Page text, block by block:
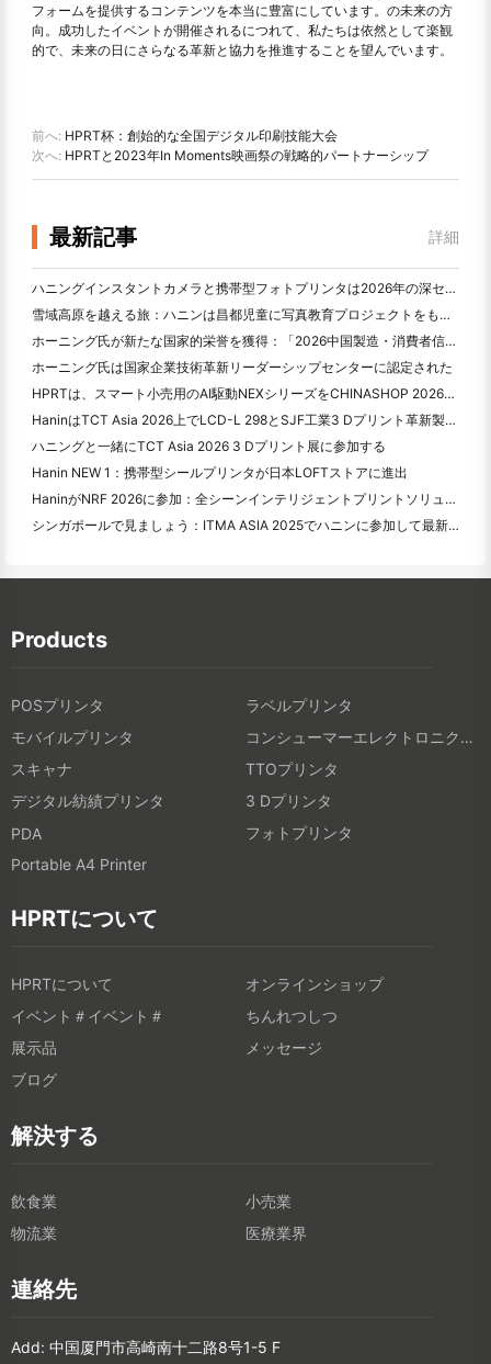
フォームを提供するコンテンツを本当に豊富にしています。の未来の方
向。成功したイベントが開催されるにつれて、私たちは依然として楽観
的で、未来の日にさらなる革新と協力を推進することを望んでいます。
前へ: HPRT杯：創始的な全国デジタル印刷技能大会
次へ: HPRTと2023年In Moments映画祭の戦略的パートナーシップ
最新記事 詳細
ハニングインスタントカメラと携帯型フォトプリンタは2026年の深セン国際電子消費財展覧会で注目を集めている
雪域高原を越える旅：ハニンは昌都児童に写真教育プロジェクトをもたらす
ホーニング氏が新たな国家的栄誉を獲得：「2026中国製造・消費者信頼ブランド」に選ばれる
ホーニング氏は国家企業技術革新リーダーシップセンターに認定された
HPRTは、スマート小売用のAI駆動NEXシリーズをCHINASHOP 2026に示す
HaninはTCT Asia 2026上でLCD-L 298とSJF工業3 Dプリント革新製品を発売する
ハニングと一緒にTCT Asia 2026 3 Dプリント展に参加する
Hanin NEW 1：携帯型シールプリンタが日本LOFTストアに進出
HaninがNRF 2026に参加：全シーンインテリジェントプリントソリューションで小売業を支援
シンガポールで見ましょう：ITMA ASIA 2025でハニンに参加して最新のデジタル印刷技術を見る
Products
POSプリンタ
ラベルプリンタ
モバイルプリンタ
コンシューマーエレクトロニクス製品
スキャナ
TTOプリンタ
デジタル紡績プリンタ
3 Dプリンタ
PDA
フォトプリンタ
Portable A4 Printer
HPRTについて
HPRTについて
オンラインショップ
イベント＃イベント＃
ちんれつしつ
展示品
メッセージ
ブログ
解決する
飲食業
小売業
物流業
医療業界
連絡先
Add: 中国厦門市高崎南十二路8号1-5 F